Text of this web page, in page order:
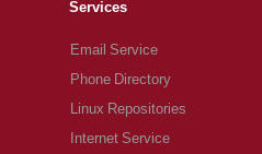
Services
Email Service
Phone Directory
Linux Repositories
Internet Service